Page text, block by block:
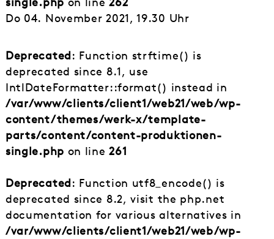
Do 04. November 2021, 19.30 Uhr
Deprecated: Function strftime() is
deprecated since 8.1, use
IntlDateFormatter::format() instead in
/var/www/clients/client1/web21/web/wp-
content/themes/werk-x/template-
parts/content/content-produktionen-
single.php on line261
Deprecated: Function utf8_encode() is
deprecated since 8.2, visit the php.net
documentation for various alternatives in
/var/www/clients/client1/web21/web/wp-